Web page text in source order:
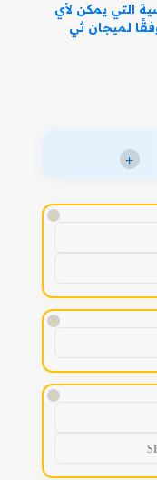
التي يمكن لأي
لميجان ثي
+
!
!
!